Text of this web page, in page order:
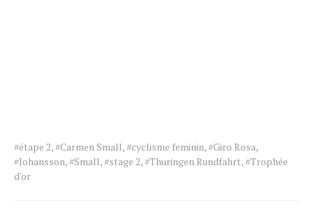
Tags
for
the
#étape 2,#Carmen Small,#cyclisme feminin,#Giro Rosa,
#Johansson,#Small,#stage 2,#Thuringen Rundfahrt,#Trophée
d'or